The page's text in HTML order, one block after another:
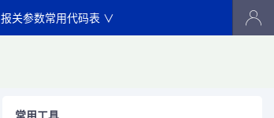
报关参数常用代码表 ∨
常用工具